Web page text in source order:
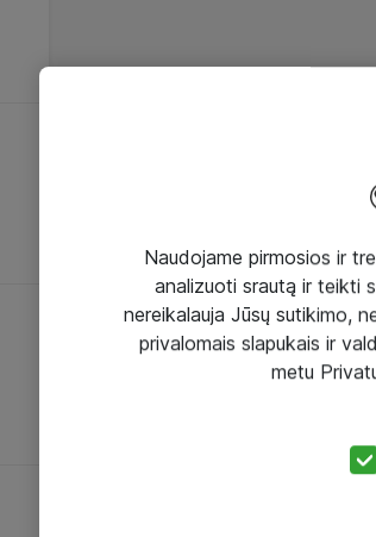
Naudojame pirmosios ir
analizuoti srautą ir teikti
nereikalauja Jūsų sutikimo,
privalomais slapukais ir
metu